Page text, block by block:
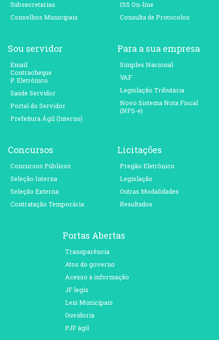
Subsecretarias
Conselhos Municipais
ISS On-line
Consulta de Protocolos
Sou servidor
Email
Contracheque
P. Eletrônico
Saúde Servidor
Portal do Servidor
Prefeitura Ágil (Interno)
Para a sua empresa
Simples Nacional
VAF
Legislação Tributária
Novo Sistema Nota Fiscal
(NFS-e)
Concursos
Concursos Públicos
Seleção Interna
Seleção Externa
Contratação Temporária
Licitações
Pregão Eletrônico
Legislação
Outras Modalidades
Resultados
Portas Abertas
Transparência
Atos do governo
Acesso à informação
JF legis
Leis Municipais
Ouvidoria
PJF ágil